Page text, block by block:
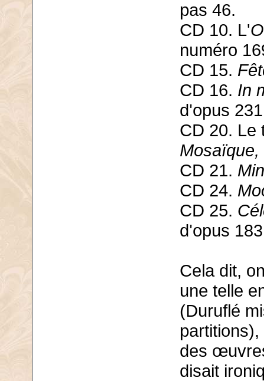
pas 46.
CD 10. L'
numéro
CD 15.
CD 16. In
d'opus
CD 20. Le
CD 21.
CD 24.
CD 25.
d'opus
Cela dit,
une telle
(Duruflé
des
disait